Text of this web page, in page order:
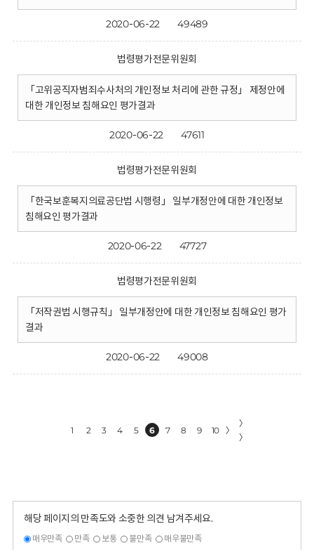
2020-06-22 49489
법령평가전문위원회
「고위공직자범죄수사처의 개인정보 처리에 관한 규정」 제정안에
대한 개인정보 침해요인 평가결과
2020-06-22 47611
법령평가전문위원회
「한국보훈복지의료공단법 시행령」 일부개정안에 대한 개인정보
침해요인 평가결과
2020-06-22 47727
법령평가전문위원회
「저작권법 시행규칙」 일부개정안에 대한 개인정보 침해요인 평가
결과
2020-06-22 49008
1 2 3 4 5 6 7 8 9 10 〉
〉
〉
해당 페이지의 만족도와 소중한 의견 남겨주세요.
매우만족 만족 보통 불만족 매우불만족